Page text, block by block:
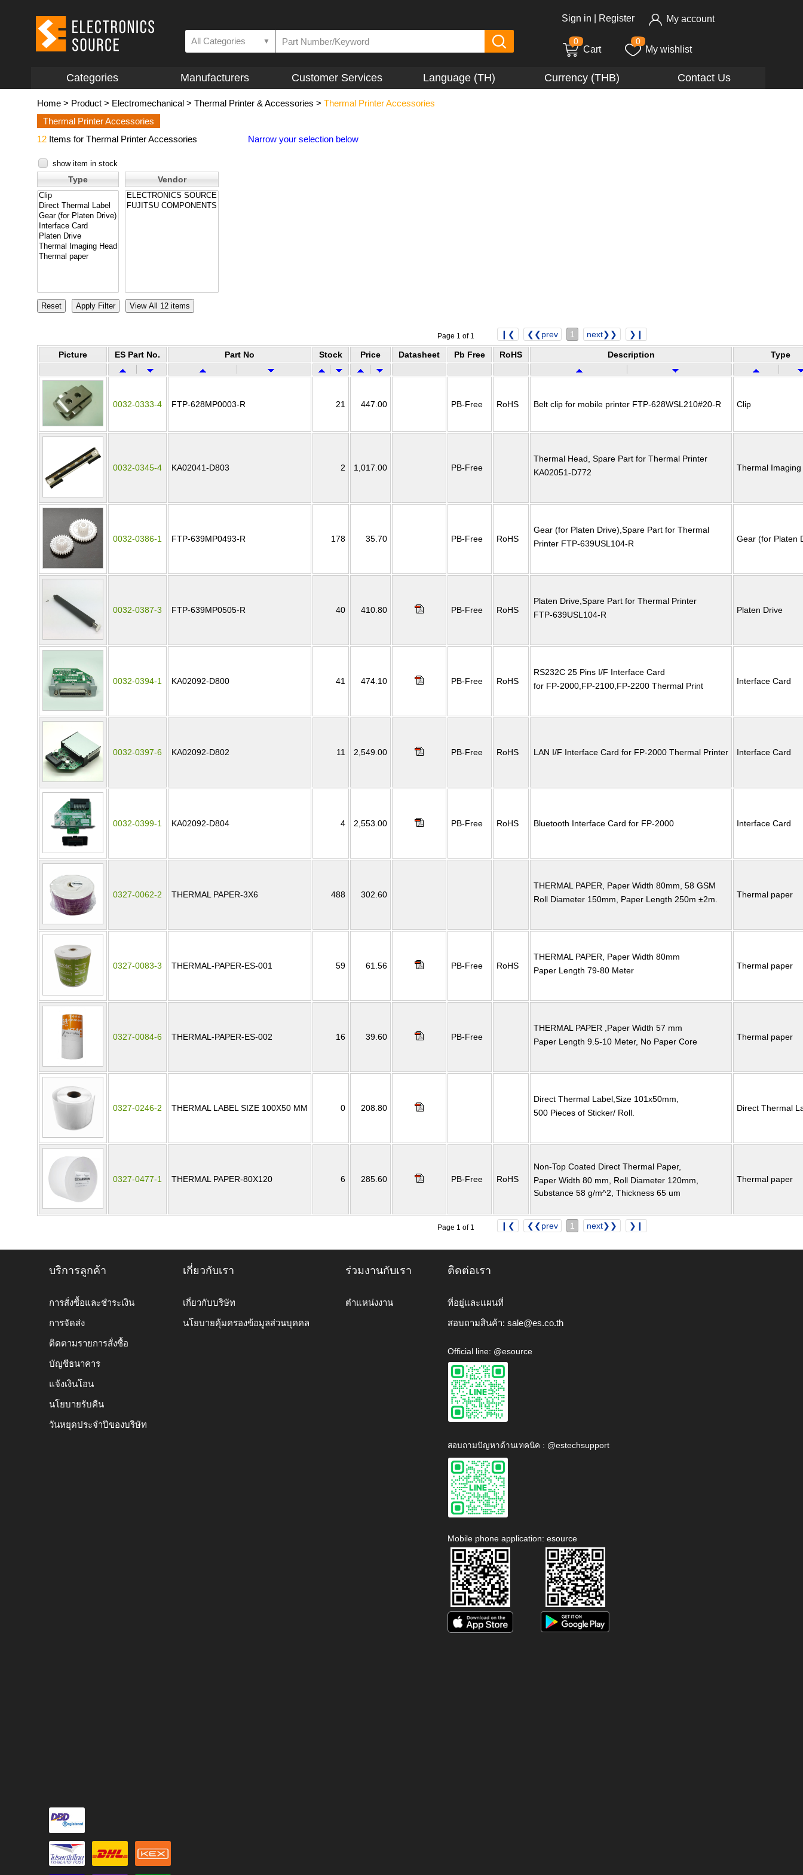
All Categories ▼
Sign in Register My account
0
Cart
0
My wishlist
Categories Manufacturers Customer Services Language (TH) Currency (THB) Contact Us
Home > Product > Electromechanical > Thermal Printer & Accessories > Thermal Printer Accessories
Thermal Printer Accessories
12 Items for Thermal Printer Accessories Narrow your selection below
show item in stock
Type Vendor
Page 1 of 1 ❙❮ ❮❮prev 1 next❯❯ ❯❙
Picture ES Part No. Part No Stock Price Datasheet Pb Free RoHS Description Type
0032-0333-4 FTP-628MP0003-R 21 447.00 PB-Free RoHS Belt clip for mobile printer FTP-628WSL210#20-R Clip
0032-0345-4 KA02041-D803 2 1,017.00 PB-Free
Thermal Head, Spare Part for Thermal Printer
KA02051-D772
Thermal Imaging
0032-0386-1 FTP-639MP0493-R 178 35.70 PB-Free RoHS
Gear (for Platen Drive),Spare Part for Thermal
Printer FTP-639USL104-R
Gear (for Platen
0032-0387-3 FTP-639MP0505-R 40 410.80 PB-Free RoHS
Platen Drive,Spare Part for Thermal Printer
FTP-639USL104-R
Platen Drive
0032-0394-1 KA02092-D800 41 474.10 PB-Free RoHS
RS232C 25 Pins I/F Interface Card
for FP-2000,FP-2100,FP-2200 Thermal Print
Interface Card
0032-0397-6 KA02092-D802 11 2,549.00 PB-Free RoHS LAN I/F Interface Card for FP-2000 Thermal Printer Interface Card
0032-0399-1 KA02092-D804 4 2,553.00 PB-Free RoHS Bluetooth Interface Card for FP-2000 Interface Card
0327-0062-2 THERMAL PAPER-3X6 488 302.60
THERMAL PAPER, Paper Width 80mm, 58 GSM
Roll Diameter 150mm, Paper Length 250m ±2m.
Thermal paper
0327-0083-3 THERMAL-PAPER-ES-001 59 61.56 PB-Free RoHS
THERMAL PAPER, Paper Width 80mm
Paper Length 79-80 Meter
Thermal paper
0327-0084-6 THERMAL-PAPER-ES-002 16 39.60 PB-Free
THERMAL PAPER ,Paper Width 57 mm
Paper Length 9.5-10 Meter, No Paper Core
Thermal paper
0327-0246-2 THERMAL LABEL SIZE 100X50 MM 0 208.80
Direct Thermal Label,Size 101x50mm,
500 Pieces of Sticker/ Roll.
Direct Thermal
0327-0477-1 THERMAL PAPER-80X120 6 285.60 PB-Free RoHS
Non-Top Coated Direct Thermal Paper,
Paper Width 80 mm, Roll Diameter 120mm,
Substance 58 g/m^2, Thickness 65 um
Thermal paper
Page 1 of 1 ❙❮ ❮❮prev 1 next❯❯ ❯❙
บริการลูกค้า
การสั่งซื้อและชำระเงิน
การจัดส่ง
ติดตามรายการสั่งซื้อ
บัญชีธนาคาร
แจ้งเงินโอน
นโยบายรับคืน
วันหยุดประจำปีของบริษัท
เกี่ยวกับเรา
เกี่ยวกับบริษัท
นโยบายคุ้มครองข้อมูลส่วนบุคคล
ร่วมงานกับเรา
ตำแหน่งงาน
ติดต่อเรา
ที่อยู่และแผนที่
สอบถามสินค้า: sale@es.co.th
Official line: @esource
สอบถามปัญหาด้านเทคนิค : @estechsupport
Mobile phone application: esource